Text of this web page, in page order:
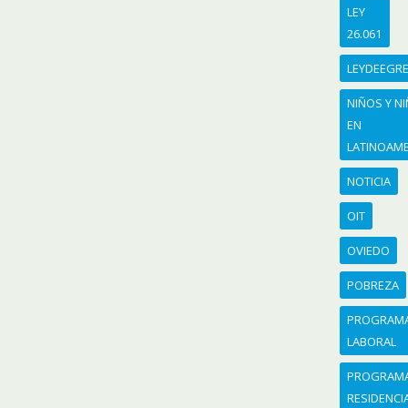
LEY
26.061
NIÑOS Y
EN
NOTICIA
OIT
OVIEDO
POBREZA
LABORAL